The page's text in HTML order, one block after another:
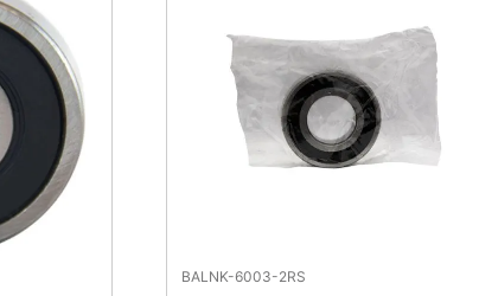
BALNK-6003-2RS